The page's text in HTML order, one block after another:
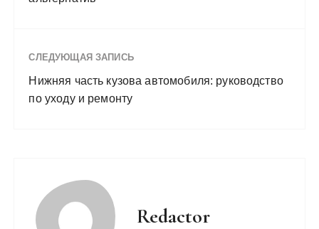
СЛЕДУЮЩАЯ ЗАПИСЬ
Нижняя часть кузова автомобиля: руководство
по уходу и ремонту
Redactor